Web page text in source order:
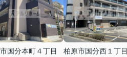
国分本町４丁目
柏原市国分西１丁目